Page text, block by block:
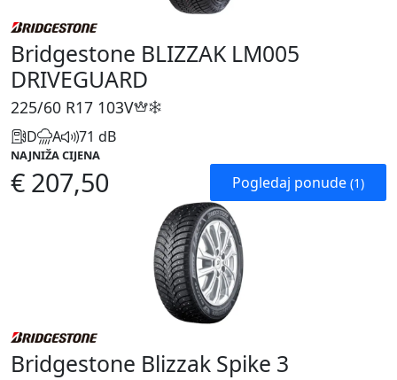
Bridgestone BLIZZAK LM005
DRIVEGUARD
225/60 R17 103V
D A 71 dB
NAJNIŽA CIJENA
€ 207,50 Pogledaj ponude (1)
Bridgestone Blizzak Spike 3